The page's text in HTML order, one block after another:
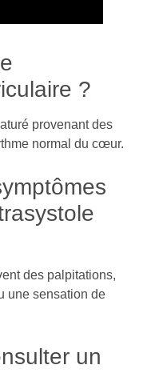
?
provenant des
normal du cœur.
des palpitations,
une sensation de
un